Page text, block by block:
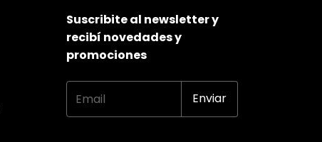
Suscribite al newsletter y
recibí novedades y
promociones